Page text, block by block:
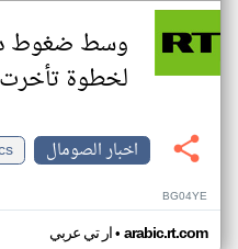
وسط ضغوط
لخطوة تأخرت 35 عاما
اخبار الصومال
BG04YE
ار تي عربي• arabic.rt.com